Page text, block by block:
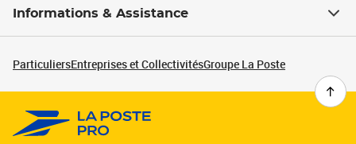
Informations & Assistance
ParticuliersEntreprises et CollectivitésGroupe La Poste